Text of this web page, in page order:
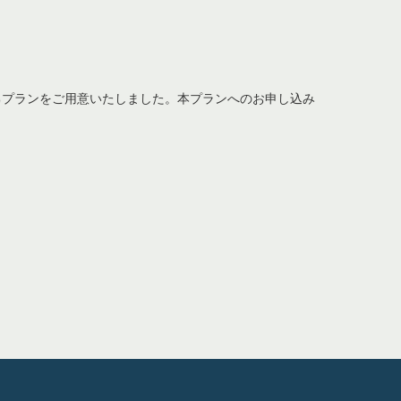
ランをご用意いたしました。本プランへのお申し込み